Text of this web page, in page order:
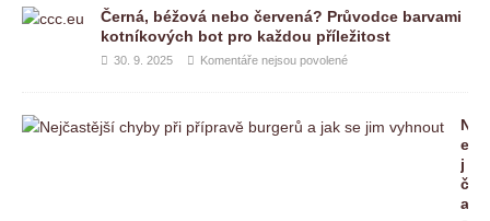
Černá, béžová nebo červená? Průvodce barvami
kotníkových bot pro každou příležitost
30. 9. 2025 Komentáře nejsou povolené
N
e
j
č
a